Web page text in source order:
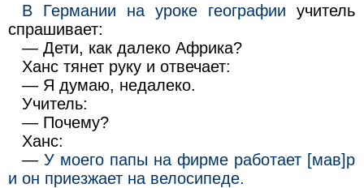
В Германии на уроке географии учитель
спрашивает:
— Дети, как далеко Африка?
Ханс тянет руку и отвечает:
— Я думаю, недалеко.
Учитель:
— Почему?
Ханс:
—У моего папы на фирме работает [мав]р
и он приезжает на велосипеде.